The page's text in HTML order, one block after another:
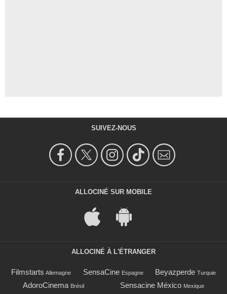
SUIVEZ-NOUS
ALLOCINÉ SUR MOBILE
ALLOCINÉ À L'ÉTRANGER
Filmstarts Allemagne SensaCine Espagne Beyazperde Turquie
AdoroCinema Brésil Sensacine México Mexique